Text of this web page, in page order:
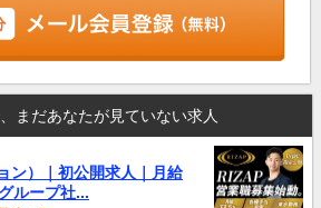
まだあなたが見ていない求人
ン）｜初公開求人｜月給
ループ社...